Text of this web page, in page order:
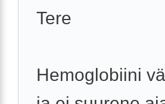
Tere
Hemoglobiini